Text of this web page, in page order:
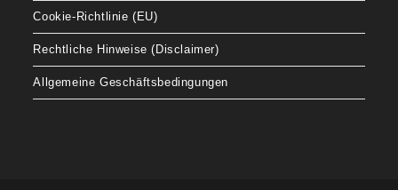
Cookie-Richtlinie (EU)
Rechtliche Hinweise (Disclaimer)
Allgemeine Geschäftsbedingungen